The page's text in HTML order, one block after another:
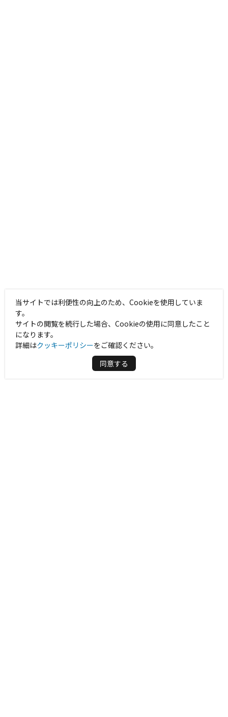
当サイトでは利便性の向上のため、Cookieを使用していま
す。
サイトの閲覧を続行した場合、Cookieの使用に同意したこと
になります。
詳細はクッキーポリシーをご確認ください。
同意する